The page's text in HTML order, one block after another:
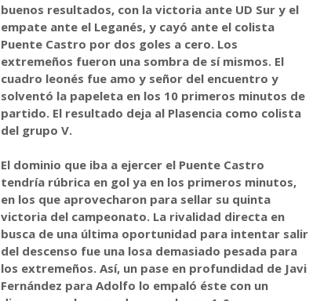
buenos resultados, con la victoria ante UD Sur y el
empate ante el Leganés, y cayó ante el colista
Puente Castro por dos goles a cero. Los
extremeños fueron una sombra de sí mismos. El
cuadro leonés fue amo y señor del encuentro y
solventó la papeleta en los 10 primeros minutos de
partido. El resultado deja al Plasencia como colista
del grupo V.
El dominio que iba a ejercer el Puente Castro
tendría rúbrica en gol ya en los primeros minutos,
en los que aprovecharon para sellar su quinta
victoria del campeonato. La rivalidad directa en
busca de una última oportunidad para intentar salir
del descenso fue una losa demasiado pesada para
los extremeños. Así, un pase en profundidad de Javi
Fernández para Adolfo lo empaló éste con un